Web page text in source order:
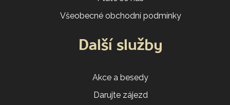
Všeobecné obchodní podmínky
Další služby
Akce a besedy
Darujte zájezd